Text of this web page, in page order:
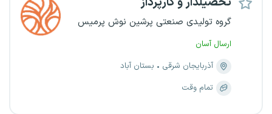
گروه تولیدی صنعتی پرشین نوش پرمیس
ارسال آسان
آذربایجان شرقی
بستان آباد
تمام وقت